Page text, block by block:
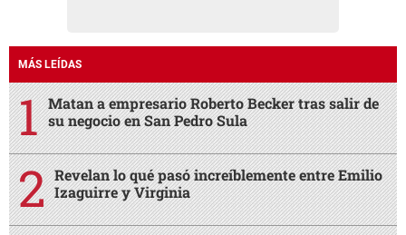
MÁS LEÍDAS
Matan a empresario Roberto Becker tras salir de
su negocio en San Pedro Sula
Revelan lo qué pasó increíblemente entre Emilio
Izaguirre y Virginia